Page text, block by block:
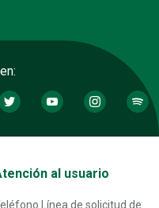
footeral usuario
Línea de solicitud de